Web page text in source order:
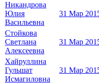
Никандрова
Юлия
Васильевна
31 Мар
Стойкова
Светлана
Алексеевна
31 Мар
Хайруллина
Гульшат
Исмагиловна
31 Мар